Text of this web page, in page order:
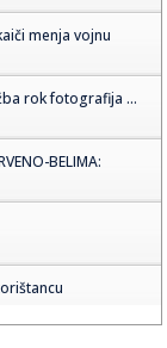
menja vojnu
rok fotografija ...
BELIMA: